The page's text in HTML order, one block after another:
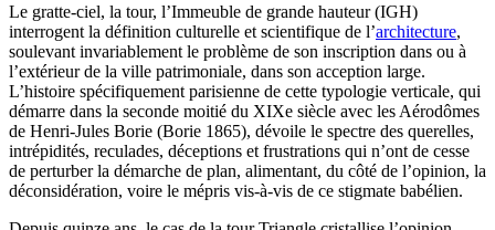
Le gratte-ciel, la tour, l’Immeuble de grande hauteur (IGH)
interrogent la définition culturelle et scientifique de l’architecture,
soulevant invariablement le problème de son inscription dans ou à
l’extérieur de la ville patrimoniale, dans son acception large.
L’histoire spécifiquement parisienne de cette typologie verticale, qui
démarre dans la seconde moitié du XIXe siècle avec les Aérodômes
de Henri-Jules Borie (Borie 1865), dévoile le spectre des querelles,
intrépidités, reculades, déceptions et frustrations qui n’ont de cesse
de perturber la démarche de plan, alimentant, du côté de l’opinion, la
déconsidération, voire le mépris vis-à-vis de ce stigmate babélien.